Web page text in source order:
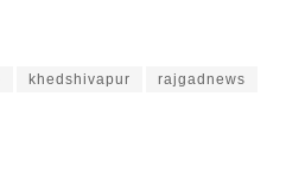
khedshivapur rajgadnews